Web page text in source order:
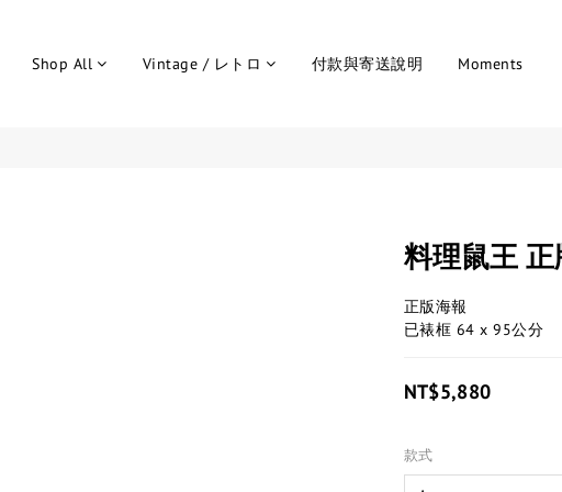
Shop All Vintage / レトロ 付款與寄送說明 Moments
料理鼠王
正版海報
已裱框 64 x 95公分
NT$5,880
款式